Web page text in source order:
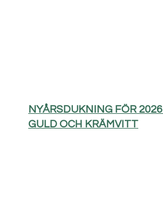
NYÅRSDUKNING FÖR
GULD OCH KRÄMVITT